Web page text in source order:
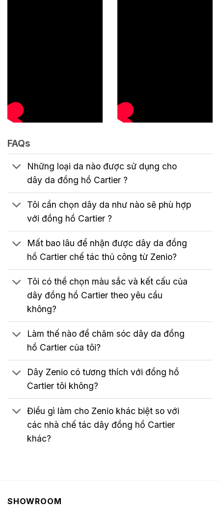
FAQs
Những loại da nào được sử dụng cho
dây da đồng hồ Cartier ?
Tôi cần chọn dây da như nào sẽ phù hợp
với đồng hồ Cartier ?
Mất bao lâu để nhận được dây da đồng
hồ Cartier chế tác thủ công từ Zenio?
Tôi có thể chọn màu sắc và kết cấu của
dây đồng hồ Cartier theo yêu cầu
không?
Làm thế nào để chăm sóc dây da đồng
hồ Cartier của tôi?
Dây Zenio có tương thích với đồng hồ
Cartier tôi không?
Điều gì làm cho Zenio khác biệt so với
các nhà chế tác dây đồng hồ Cartier
khác?
SHOWROOM